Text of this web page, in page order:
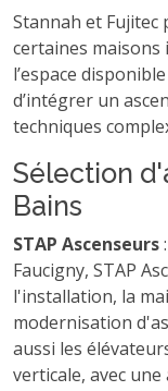
Stannah et Fujitec
certaines
l’espace
d’intégrer un
techniques
Sélection
Bains
STAP Ascenseurs
Faucigny, STAP
l'installation, la
modernisation
aussi les
verticale, avec